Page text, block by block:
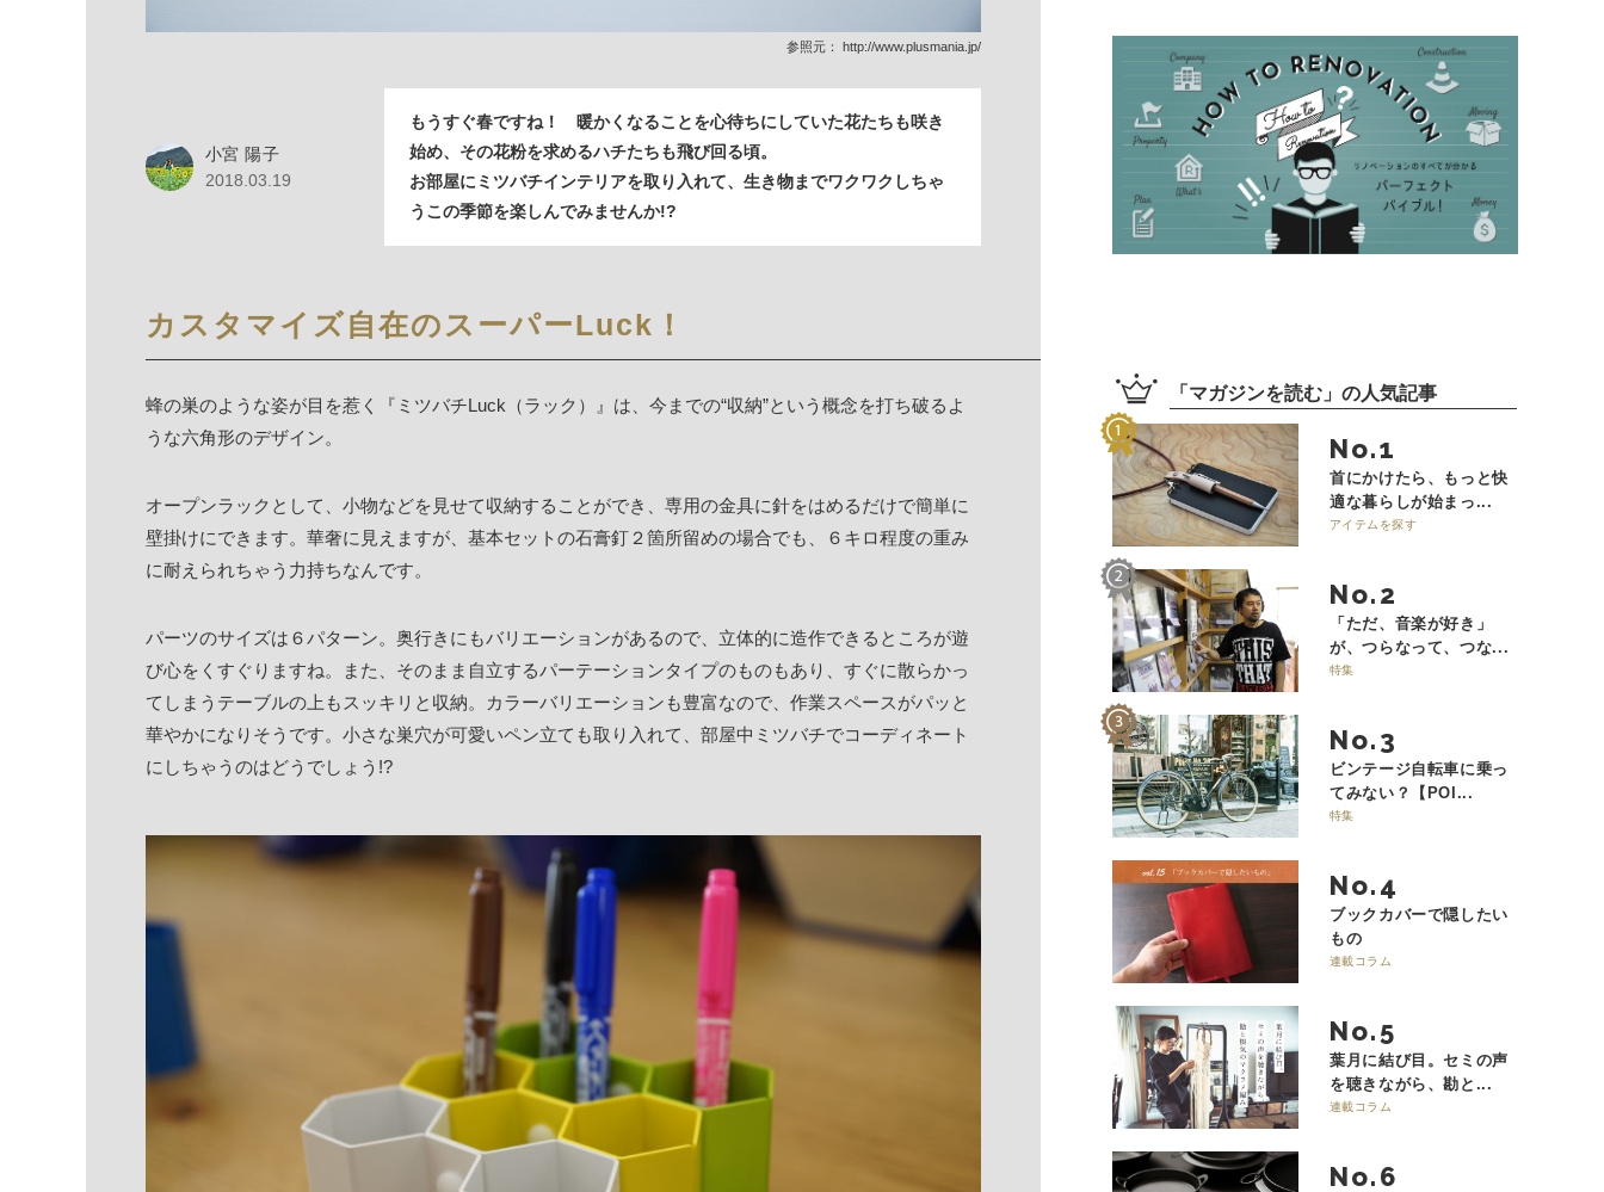
参照元： http://www.plusmania.jp/
小宮 陽子
2018.03.19
もうすぐ春ですね！ 暖かくなることを心待ちにしていた花たちも咲き
始め、その花粉を求めるハチたちも飛び回る頃。
お部屋にミツバチインテリアを取り入れて、生き物までワクワクしちゃ
うこの季節を楽しんでみませんか!?
カスタマイズ自在のスーパーLuck！
蜂の巣のような姿が目を惹く『ミツバチLuck（ラック）』は、今までの“収納”という概念を打ち破るよ
うな六角形のデザイン。
オープンラックとして、小物などを見せて収納することができ、専用の金具に針をはめるだけで簡単に
壁掛けにできます。華奢に見えますが、基本セットの石膏釘２箇所留めの場合でも、６キロ程度の重み
に耐えられちゃう力持ちなんです。
パーツのサイズは６パターン。奥行きにもバリエーションがあるので、立体的に造作できるところが遊
び心をくすぐりますね。また、そのまま自立するパーテーションタイプのものもあり、すぐに散らかっ
てしまうテーブルの上もスッキリと収納。カラーバリエーションも豊富なので、作業スペースがパッと
華やかになりそうです。小さな巣穴が可愛いペン立ても取り入れて、部屋中ミツバチでコーディネート
にしちゃうのはどうでしょう!?
「 マガジンを読む 」の人気記事
No.
首にかけたら、もっと快
適な暮らしが始まっ...
アイテムを探す
No.
「ただ、音楽が好き」
が、つらなって、つな...
特集
No.
ビンテージ自転車に乗っ
てみない？【POI...
特集
No.
ブックカバーで隠したい
もの
連載コラム
No.
葉月に結び目。セミの声
を聴きながら、勘と...
連載コラム
No.